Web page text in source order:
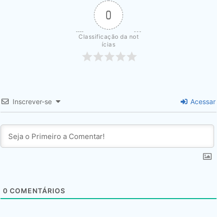
0
Classificação da not
ícias
Inscrever-se Acessar
0 COMENTÁRIOS